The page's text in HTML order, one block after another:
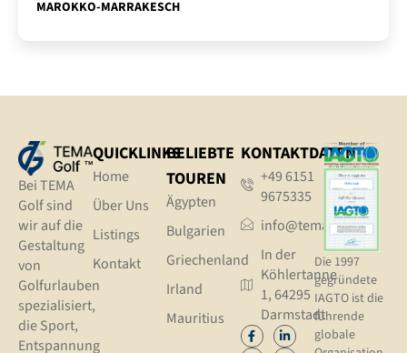
MAROKKO-MARRAKESCH
Bei TEMA
Golf sind
wir auf die
Gestaltung
von
Golfurlauben
spezialisiert,
die Sport,
Entspannung
QUICKLINKS
Home
Über Uns
Listings
Kontakt
BELIEBTE
TOUREN
Ägypten
Bulgarien
Griechenland
Irland
Mauritius
KONTAKTDATEN
+49 6151
9675335
info@tema.golf
In der
Köhlertanne
1, 64295
Darmstadt
Die 1997
gegründete
IAGTO ist die
führende
globale